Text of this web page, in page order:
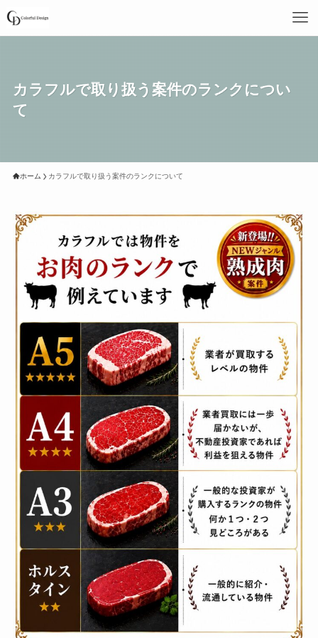
カラフルで取り扱う案件のランクについ
て
ホーム カラフルで取り扱う案件のランクについて